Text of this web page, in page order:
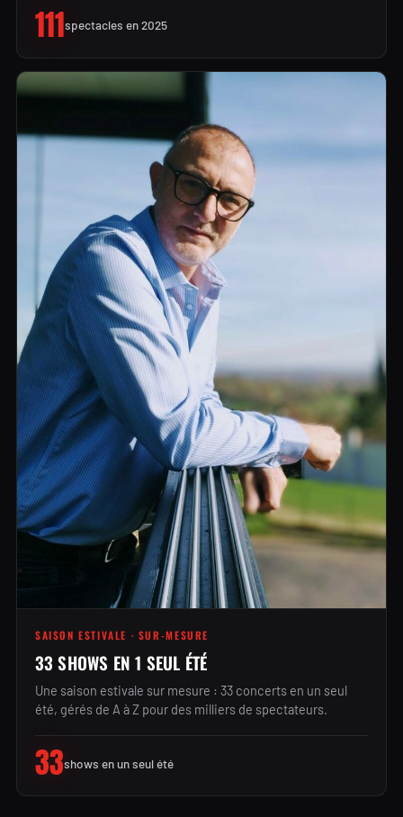
111spectacles en 2025
SAISON ESTIVALE · SUR-MESURE
33 SHOWS EN 1 SEUL ÉTÉ
Une saison estivale sur mesure : 33 concerts en un seul
été, gérés de A à Z pour des milliers de spectateurs.
33shows en un seul été